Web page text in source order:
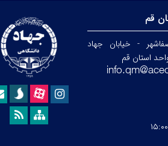
قم
- خیابان جهاد
استان قم